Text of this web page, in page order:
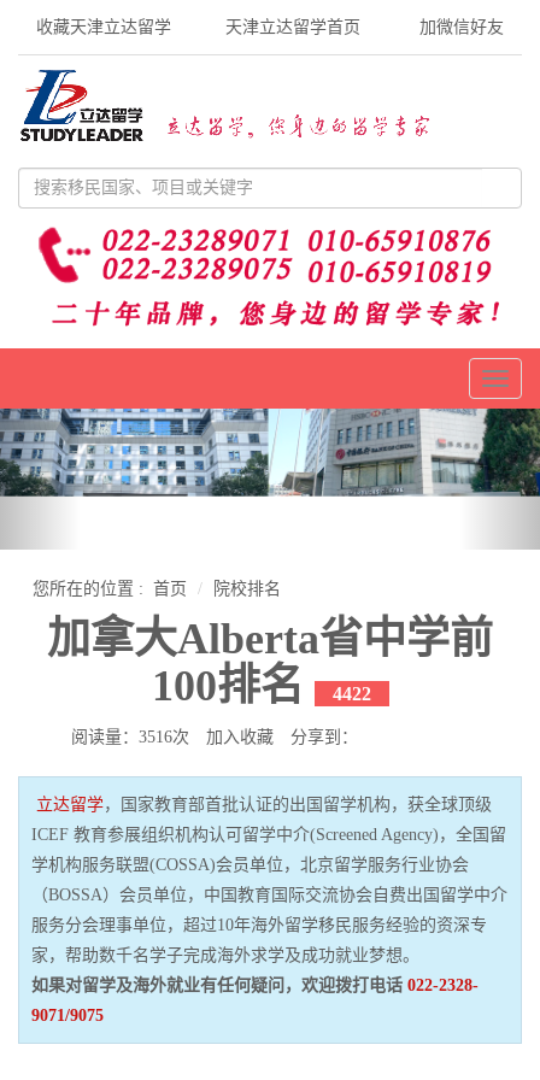
收藏天津立达留学 天津立达留学首页 加微信好友
Toggle
Previous
您所在的位置 : 首页 院校排名
加拿大Alberta省中学前
100排名
4422
阅读量：3516次 加入收藏 分享到：
立达留学，国家教育部首批认证的出国留学机构，获全球顶级
ICEF 教育参展组织机构认可留学中介(Screened Agency)，全国留
学机构服务联盟(COSSA)会员单位，北京留学服务行业协会
（BOSSA）会员单位，中国教育国际交流协会自费出国留学中介
服务分会理事单位，超过10年海外留学移民服务经验的资深专
家，帮助数千名学子完成海外求学及成功就业梦想。
如果对留学及海外就业有任何疑问，欢迎拨打电话 022-2328-
9071/9075